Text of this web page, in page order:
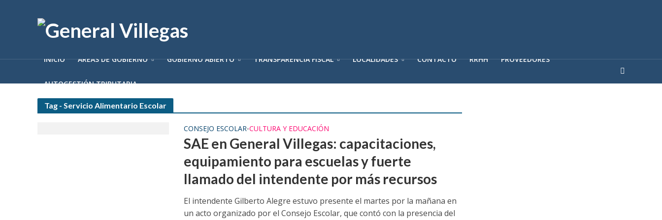
INICIO ÁREAS DE GOBIERNO GOBIERNO ABIERTO TRANSPARENCIA FISCAL LOCALIDADES CONTACTO RRHH PROVEEDORES
AUTOGESTIÓN TRIBUTARIA
Tag - Servicio Alimentario Escolar
CONSEJO ESCOLAR•CULTURA Y EDUCACIÓN
SAE en General Villegas: capacitaciones,
equipamiento para escuelas y fuerte
llamado del intendente por más recursos
El intendente Gilberto Alegre estuvo presente el martes por la mañana en
un acto organizado por el Consejo Escolar, que contó con la presencia del